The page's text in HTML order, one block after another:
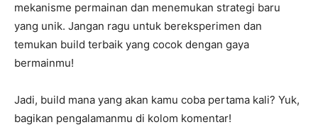
mekanisme permainan dan menemukan strategi baru
yang unik. Jangan ragu untuk bereksperimen dan
temukan build terbaik yang cocok dengan gaya
bermainmu!
Jadi, build mana yang akan kamu coba pertama kali? Yuk,
bagikan pengalamanmu di kolom komentar!